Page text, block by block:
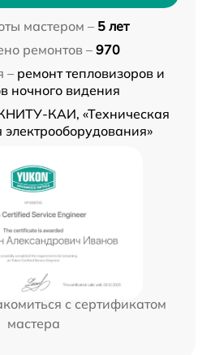
мастером – 5 лет
ремонтов – 970
– ремонт тепловизоров и
ночного видения
КАИ, «Техническая
электрооборудования»
с сертификатом
мастера